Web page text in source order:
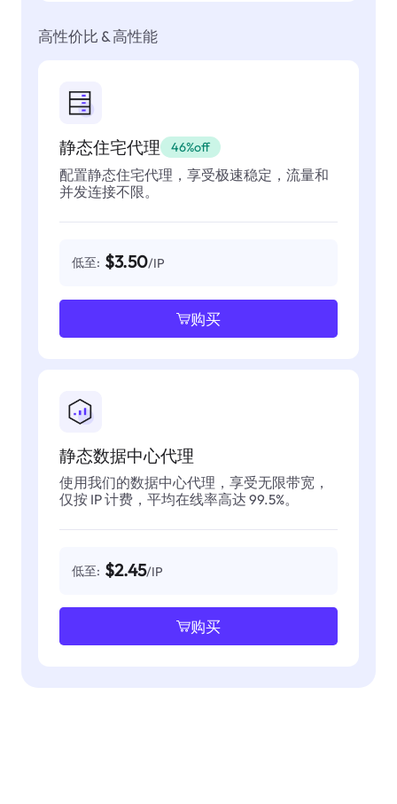
高性价比 & 高性能
静态住宅代理 46%off
配置静态住宅代理，享受极速稳定，流量和
并发连接不限。
低至: $3.50/IP
购买
静态数据中心代理
使用我们的数据中心代理，享受无限带宽，
仅按 IP 计费，平均在线率高达 99.5%。
低至: $2.45/IP
购买